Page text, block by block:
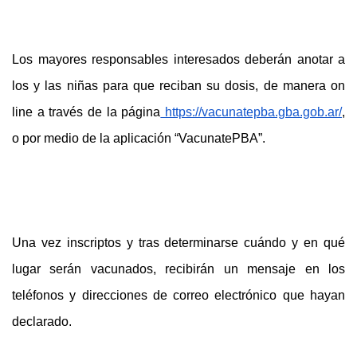
Los mayores responsables interesados deberán anotar a
los y las niñas para que reciban su dosis, de manera on
line a través de la página https://vacunatepba.gba.gob.ar/,
o por medio de la aplicación “VacunatePBA”.
Una vez inscriptos y tras determinarse cuándo y en qué
lugar serán vacunados, recibirán un mensaje en los
teléfonos y direcciones de correo electrónico que hayan
declarado.